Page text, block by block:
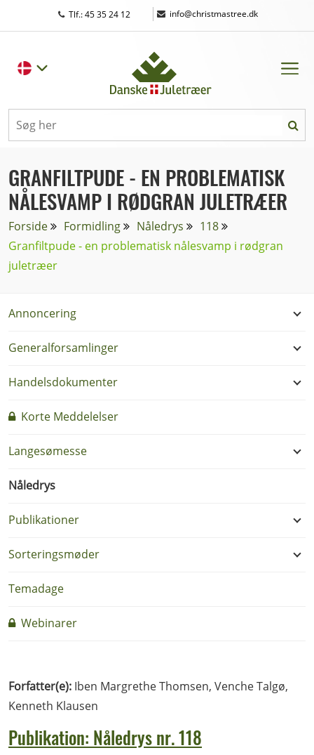
Tlf.: 45 35 24 12 | info@christmastree.dk
GRANFILTPUDE - EN PROBLEMATISK
NÅLESVAMP I RØDGRAN JULETRÆER
Forside Formidling Nåledrys
118
Granfiltpude - en problematisk nålesvamp i rødgran
juletræer
Annoncering
Generalforsamlinger
Handelsdokumenter
Korte Meddelelser
Langesømesse
Nåledrys
Publikationer
Sorteringsmøder
Temadage
Webinarer
Forfatter(e): Iben Margrethe Thomsen, Venche Talgø,
Kenneth Klausen
Publikation: Nåledrys nr. 118